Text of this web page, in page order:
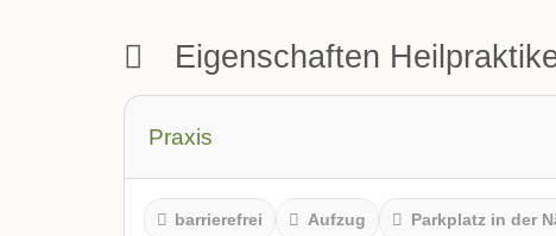
Eigenschaften
Praxis
barrierefrei Aufzug Parkplatz in der